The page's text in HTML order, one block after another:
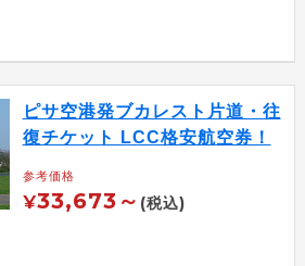
ピサ空港発ブカレスト片道・往
復チケット LCC格安航空券！
参考価格
¥33,673～ (税込)